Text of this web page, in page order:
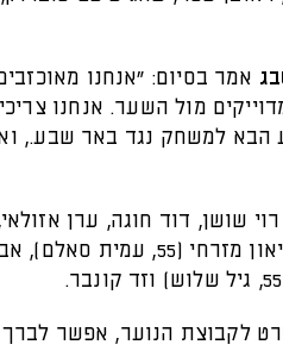
אמר בסיום: "אנחנו
מול השער. אנחנו
הבא למשחק נגד באר שבע.,
רוי שושן, דוד חוגה, ערן
לקבוצת הנוער, אפשר